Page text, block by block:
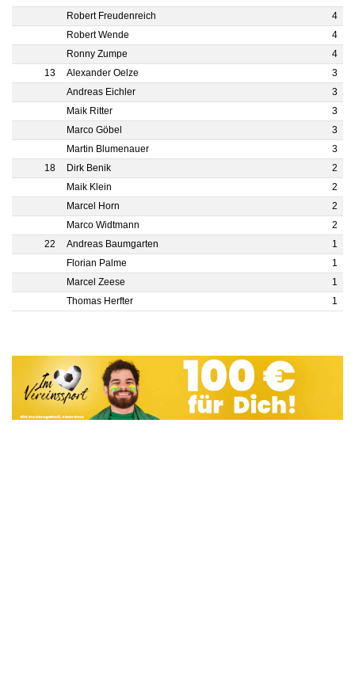
Robert Freudenreich
4
Robert Wende
4
Ronny Zumpe
4
13
Alexander Oelze
3
Andreas Eichler
3
Maik Ritter
3
Marco Göbel
3
Martin Blumenauer
3
18
Dirk Benik
2
Maik Klein
2
Marcel Horn
2
Marco Widtmann
2
22
Andreas Baumgarten
1
Florian Palme
1
Marcel Zeese
1
Thomas Herfter
1